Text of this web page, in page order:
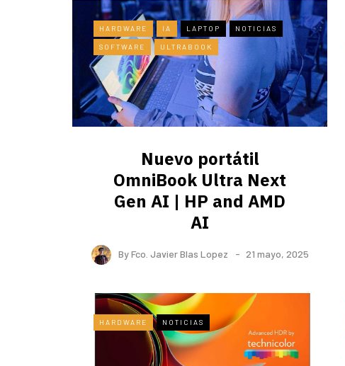
HARDWARE IA LAPTOP NOTICIAS
SOFTWARE ULTRABOOK
Nuevo portátil
OmniBook Ultra ​Next
Gen AI | HP and AMD
AI
ByFco. Javier Blas Lopez 21 mayo, 2025
HARDWARE NOTICIAS